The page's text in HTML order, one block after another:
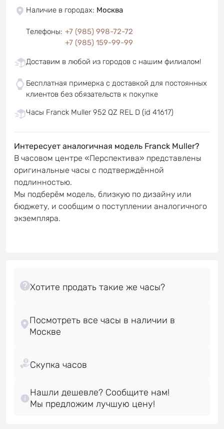
Наличие в городах: Москва
Телефоны: +7 (985) 998-72-72
+7 (985) 159-99-99
Доставим в любой из городов с нашим филиалом!
Бесплатная примерка с доставкой для постоянных
клиентов без обязательств к покупке
Часы Franck Muller 952 QZ REL D (id 41617)
Интересует аналогичная модель Franck Muller?
В часовом центре «Перспектива» представлены
оригинальные часы с подтверждённой
подлинностью.
Мы подберём модель, близкую по дизайну или
бюджету, и сообщим о поступлении аналогичного
экземпляра.
Посмотреть все часы в наличии в
Нашли дешевле? Сообщите нам!
Мы предложим лучшую цену!